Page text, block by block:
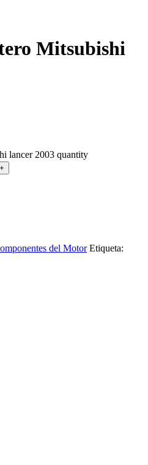
Mitsubishi
lancer 2003 quantity
del Motor Etiqueta: